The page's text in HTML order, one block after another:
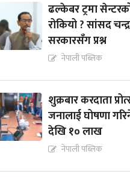
ढल्केबर ट्रमा
रोकियो ? सांसद
सरकारसँग प्रश्न
नेपाली पब्लिक
शुक्रबार करदाता
जनालाई घोषणा
देखि १० लाख
नेपाली पब्लिक